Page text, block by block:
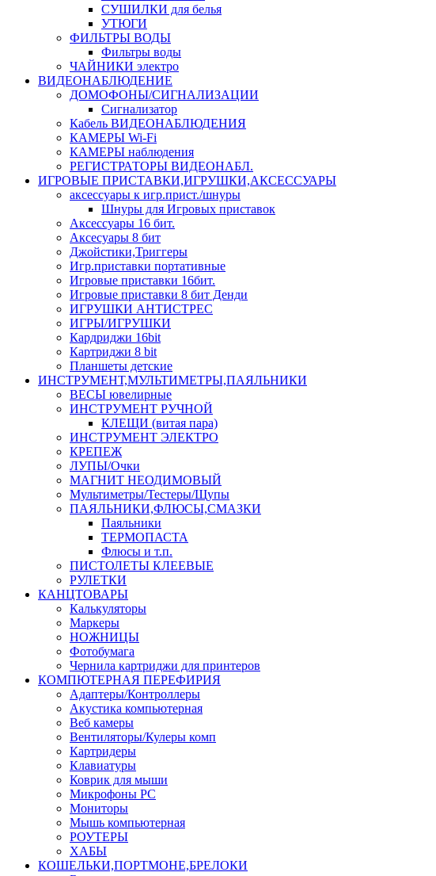
СУШИЛКИ для белья
УТЮГИ
ФИЛЬТРЫ ВОДЫ
Фильтры воды
ЧАЙНИКИ электро
ВИДЕОНАБЛЮДЕНИЕ
ДОМОФОНЫ/СИГНАЛИЗАЦИИ
Сигнализатор
Кабель ВИДЕОНАБЛЮДЕНИЯ
КАМЕРЫ Wi-Fi
КАМЕРЫ наблюдения
РЕГИСТРАТОРЫ ВИДЕОНАБЛ.
ИГРОВЫЕ ПРИСТАВКИ,ИГРУШКИ,АКСЕССУАРЫ
аксесcуары к игр.прист./шнуры
Шнуры для Игровых приставок
Аксессуары 16 бит.
Аксесуары 8 бит
Джойстики,Триггеры
Игр.приставки портативные
Игровые приставки 16бит.
Игровые приставки 8 бит Денди
ИГРУШКИ АНТИСТРЕС
ИГРЫ/ИГРУШКИ
Кардриджи 16bit
Картриджи 8 bit
Планшеты детские
ИНСТРУМЕНТ,МУЛЬТИМЕТРЫ,ПАЯЛЬНИКИ
ВЕСЫ ювелирные
ИНСТРУМЕНТ РУЧНОЙ
КЛЕЩИ (витая пара)
ИНСТРУМЕНТ ЭЛЕКТРО
КРЕПЕЖ
ЛУПЫ/Очки
МАГНИТ НЕОДИМОВЫЙ
Мультиметры/Тестеры/Щупы
ПАЯЛЬНИКИ,ФЛЮСЫ,СМАЗКИ
Паяльники
ТЕРМОПАСТА
Флюсы и т.п.
ПИСТОЛЕТЫ КЛЕЕВЫЕ
РУЛЕТКИ
КАНЦТОВАРЫ
Калькуляторы
Маркеры
НОЖНИЦЫ
Фотобумага
Чернила картриджи для принтеров
КОМПЮТЕРНАЯ ПЕРЕФИРИЯ
Адаптеры/Контроллеры
Акустика компьютерная
Веб камеры
Вентиляторы/Кулеры комп
Картридеры
Клавиатуры
Коврик для мыши
Микрофоны PC
Мониторы
Мышь компьютерная
РОУТЕРЫ
ХАБЫ
КОШЕЛЬКИ,ПОРТМОНЕ,БРЕЛОКИ